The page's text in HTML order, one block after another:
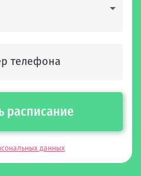
расписание
данных